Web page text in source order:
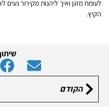
לעומת מזגן ואיך ליהנות מקירור נעים
הקיץ.
הקודם